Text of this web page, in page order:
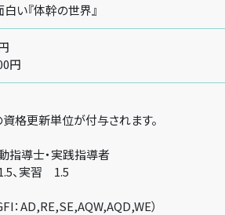
い『体幹の世界』
円
資格更新単位が付与されます。
導士・実践指導者
実習 1.5
：AD,RE,SE,AQW,AQD,WE）